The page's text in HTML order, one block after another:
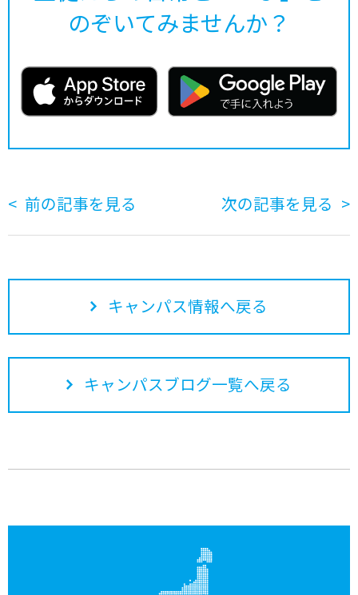
のぞいてみませんか？
前の記事を見る 次の記事を見る
キャンパス情報へ戻る
キャンパスブログ一覧へ戻る